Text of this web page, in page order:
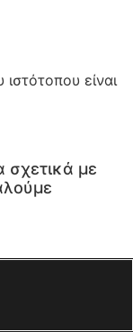
είναι
σχετικά με